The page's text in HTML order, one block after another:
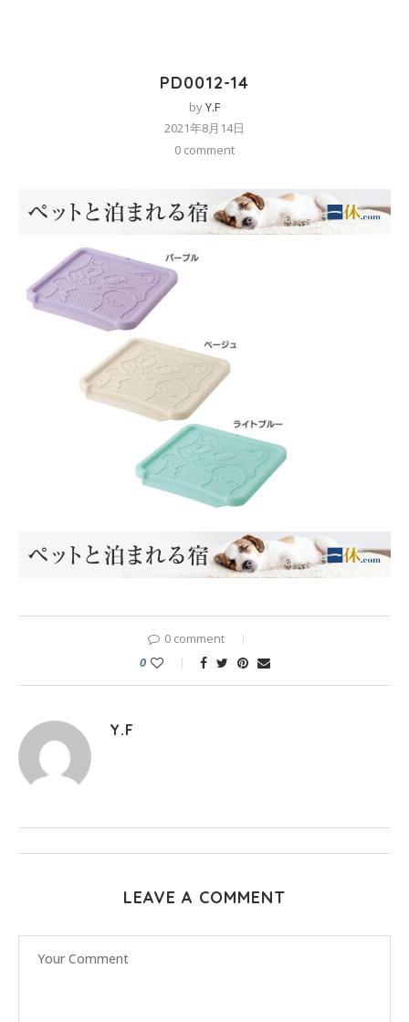
PD0012-14
byY.F
2021年8月14日
0 comment
0 comment
0
Y.F
LEAVE A COMMENT